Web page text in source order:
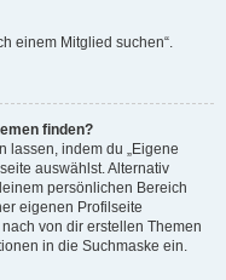
einem Mitglied suchen“.
finden?
lassen, indem du „Eigene
auswählst. Alternativ
persönlichen Bereich
eigenen Profilseite
von dir erstellen Themen
in die Suchmaske ein.